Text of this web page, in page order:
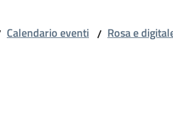
Calendario eventi / Rosa e